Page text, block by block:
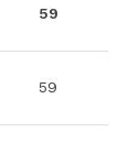
59
59